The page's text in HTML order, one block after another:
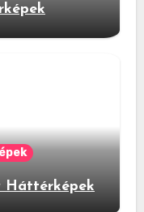
Háttérképek